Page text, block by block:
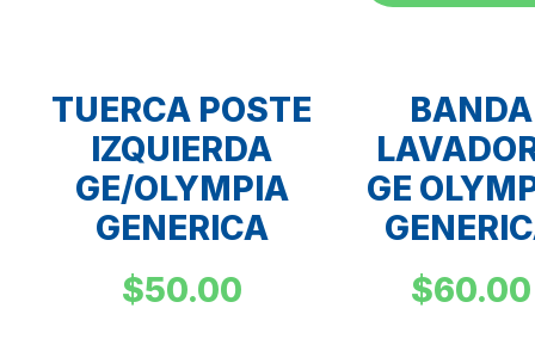
TUERCA POSTE
IZQUIERDA
GE/OLYMPIA
GENERICA
$50.00
BANDA
GE
$60.00